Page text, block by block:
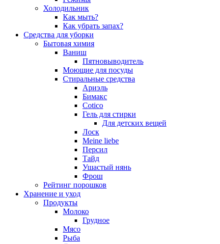
Холодильник
Как мыть?
Как убрать запах?
Средства для уборки
Бытовая химия
Ваниш
Пятновыводитель
Моющие для посуды
Стиральные средства
Ариэль
Бимакс
Cotico
Гель для стирки
Для детских вещей
Лоск
Meine liebe
Персил
Тайд
Ушастый нянь
Фрош
Рейтинг порошков
Хранение и уход
Продукты
Молоко
Грудное
Мясо
Рыба